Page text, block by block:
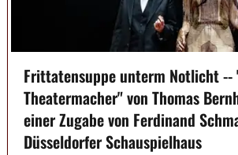
Frittatensuppe unterm Notlicht --
Theatermacher" von Thomas
einer Zugabe von Ferdinand
Düsseldorfer Schauspielhaus